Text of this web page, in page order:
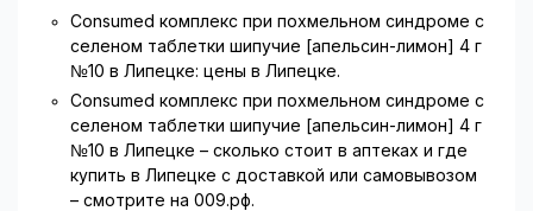
Consumed комплекс при похмельном синдроме с
селеном таблетки шипучие [апельсин-лимон] 4 г
№10 в Липецке: цены в Липецке.
Consumed комплекс при похмельном синдроме с
селеном таблетки шипучие [апельсин-лимон] 4 г
№10 в Липецке – сколько стоит в аптеках и где
купить в Липецке с доставкой или самовывозом
– смотрите на 009.рф.